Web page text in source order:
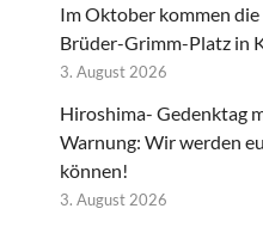
Im Oktober kommen
Brüder-Grimm-Platz in
3. August 2026
Hiroshima- Gedenktag
Warnung: Wir werden
können!
3. August 2026